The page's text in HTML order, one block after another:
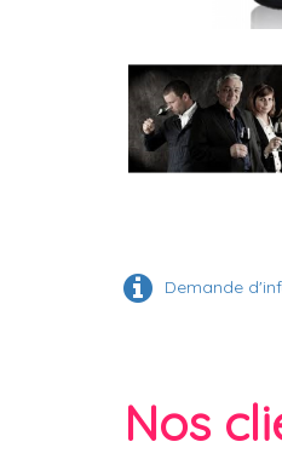
Demande
Nos